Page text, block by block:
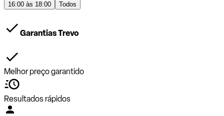
16:00 às 18:00
Todos
Garantias Trevo
Melhor preço garantido
Resultados rápidos